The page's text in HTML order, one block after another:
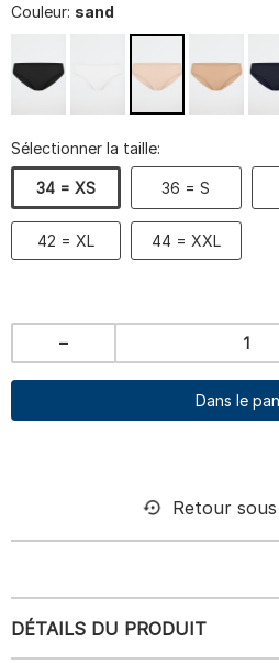
Couleur: sand
Sélectionner la taille:
34 = XS 36 = S
42 = XL 44 = XXL
-
Dans le
Retour
DÉTAILS DU PRODUIT